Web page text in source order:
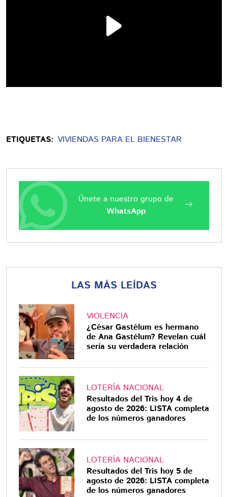
ETIQUETAS: VIVIENDAS PARA EL BIENESTAR
Únete a nuestro grupo de
WhatsApp
LAS MÁS LEÍDAS
VIOLENCIA
¿César Gastélum es hermano
de Ana Gastélum? Revelan cuál
sería su verdadera relación
LOTERÍA NACIONAL
Resultados del Tris hoy 4 de
agosto de 2026: LISTA completa
de los números ganadores
LOTERÍA NACIONAL
Resultados del Tris hoy 5 de
agosto de 2026: LISTA completa
de los números ganadores